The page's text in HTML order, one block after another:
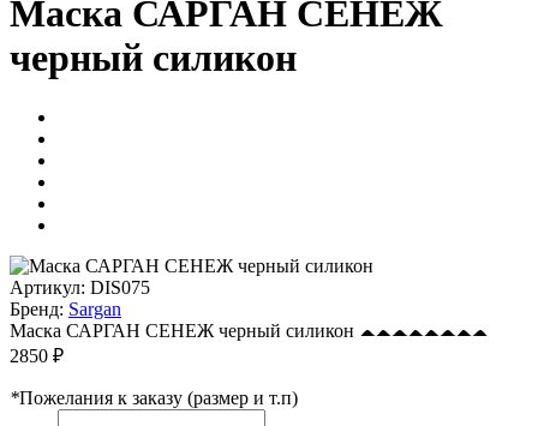
Маска САРГАН СЕНЕЖ
черный силикон
Артикул: DIS075
Бренд: Sargan
Маска САРГАН СЕНЕЖ черный силикон
2850 ₽
*Пожелания к заказу (размер и т.п)